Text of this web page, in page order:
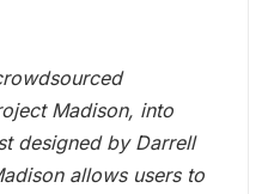
Madison, into
designed by Darrell
allows users to